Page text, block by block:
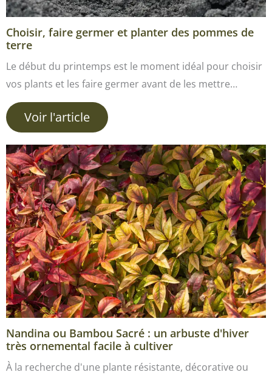
Choisir, faire germer et planter des pommes de
terre
Le début du printemps est le moment idéal pour choisir
vos plants et les faire germer avant de les mettre…
Voir l'article
Nandina ou Bambou Sacré : un arbuste d'hiver
très ornemental facile à cultiver
À la recherche d'une plante résistante, décorative ou